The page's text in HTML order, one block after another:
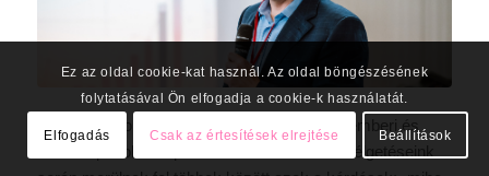
Az UBM Csoportnál a partnereinkkel kiváló emberi és
üzleti kapcsolatot ápolunk. A velük való beszélgetéseink
Ez az oldal cookie-kat használ. Az oldal böngészésének
folytatásával Ön elfogadja a cookie-k használatát.
Elfogadás Csak az értesítések elrejtése Beállítások